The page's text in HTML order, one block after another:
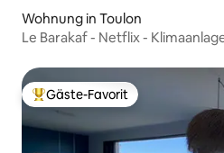
Wohnung in Toulon
Le Barakaf - Netflix -
Beliebter Gäste-Favorit.
Gäste-Favorit